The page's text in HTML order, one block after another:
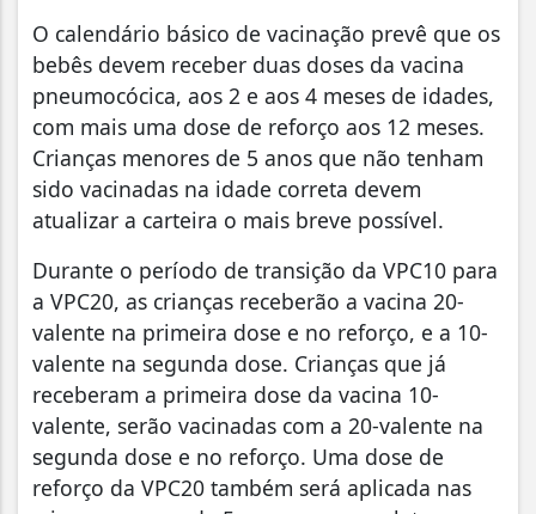
O calendário básico de vacinação prevê que os
bebês devem receber duas doses da vacina
pneumocócica, aos 2 e aos 4 meses de idades,
com mais uma dose de reforço aos 12 meses.
Crianças menores de 5 anos que não tenham
sido vacinadas na idade correta devem
atualizar a carteira o mais breve possível.
Durante o período de transição da VPC10 para
a VPC20, as crianças receberão a vacina 20-
valente na primeira dose e no reforço, e a 10-
valente na segunda dose. Crianças que já
receberam a primeira dose da vacina 10-
valente, serão vacinadas com a 20-valente na
segunda dose e no reforço. Uma dose de
reforço da VPC20 também será aplicada nas